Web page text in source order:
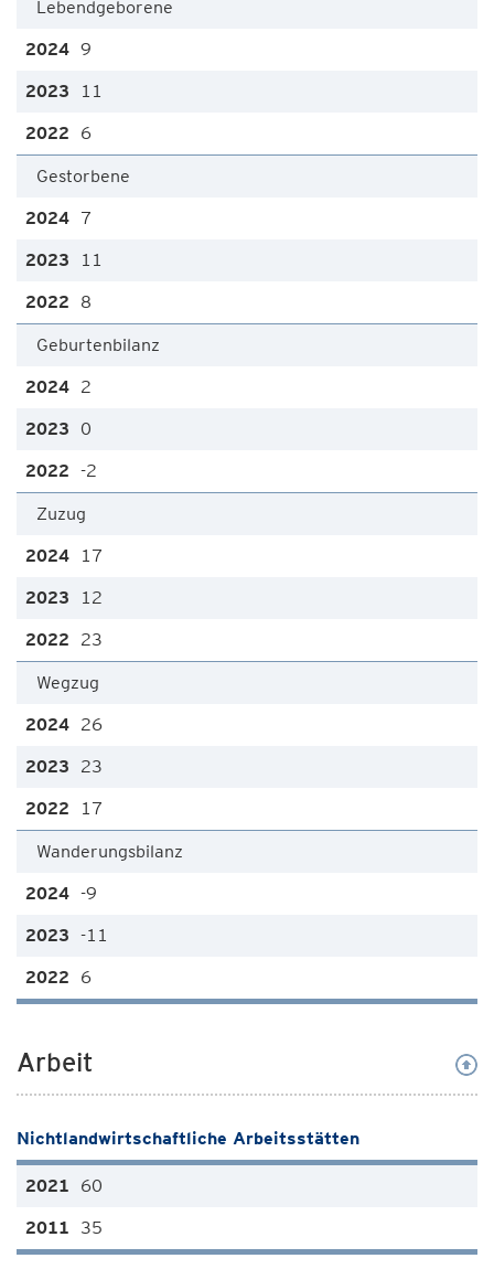
Lebendgeborene
9
11
6
Gestorbene
7
11
8
Geburtenbilanz
2
0
-2
Zuzug
17
12
23
Wegzug
26
23
17
Wanderungsbilanz
-9
-11
6
Arbeit
Nichtlandwirtschaftliche Arbeitsstätten
60
35